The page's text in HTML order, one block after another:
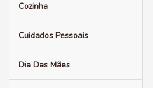
Cozinha
Cuidados Pessoais
Dia Das Mães